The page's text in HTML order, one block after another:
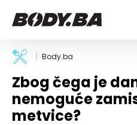
FITNESS
Vježbanje
Mršanje
Discipline
BODYBUILDING
Trening i vježbe
Body.ba
Zbog čega je
nemoguće
metvice?